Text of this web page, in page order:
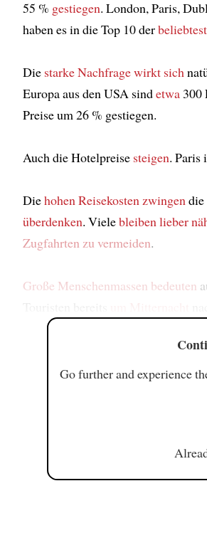
55 % gestiegen. London, Paris,
haben es in die Top 10 der
Die starke Nachfragewirkt sich
Europa aus den USA sindetwa 300
Preise um 26 % gestiegen.
Auch die Hotelpreise steigen. Paris
Diehohen Reisekosten zwingen die
überdenken. Vielebleiben lieber
Zugfahrten zu vermeiden.
Große Menschenmassen bedeuten
Go further and experience